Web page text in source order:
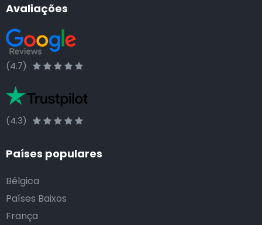
Avaliações
(4.7)
(4.3)
Países populares
Bélgica
Países Baixos
França